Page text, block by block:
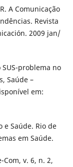
A Comunicação
Revista
2009 jan/
SUS-problema no
Saúde –
em:
e Saúde. Rio de
em Saúde.
Com, v. 6, n. 2,